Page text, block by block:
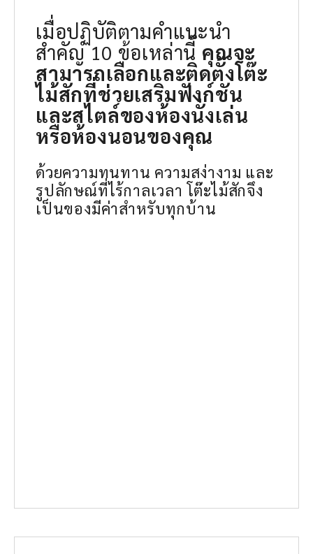
เมื่อปฏิบัติตามคำแนะนำ
สำคัญ 10 ข้อเหล่านี้ คุณจะ
สามารถเลือกและติดตั้งโต๊ะ
ไม้สักที่ช่วยเสริมฟังก์ชัน
และสไตล์ของห้องนั่งเล่น
หรือห้องนอนของคุณ
ด้วยความทนทาน ความสง่างาม และ
รูปลักษณ์ที่ไร้กาลเวลา โต๊ะไม้สักจึง
เป็นของมีค่าสำหรับทุกบ้าน